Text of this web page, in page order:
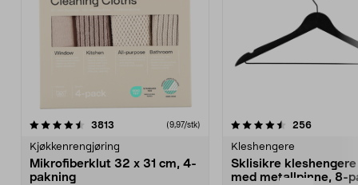
3813 anmeldelser(9,97/stk)
Kjøkkenrengjøring
Mikrofiberklut 32 x 31 cm, 4-
pakning
4.5av 5 stjerner 256
Kleshengere
Sklisikre
med metallpinne, 8-
4.5av 5 stjerner